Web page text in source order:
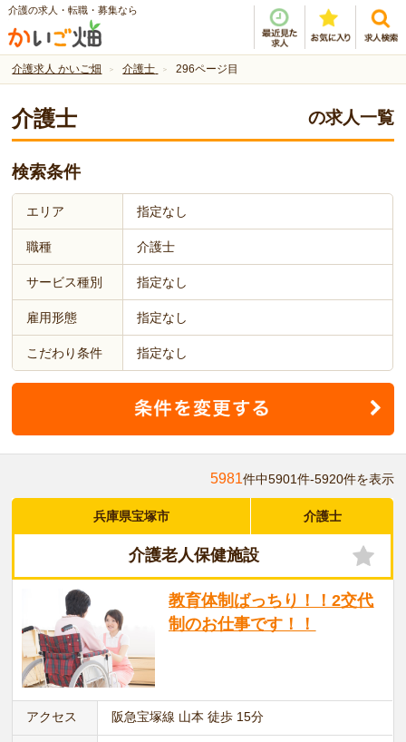
介護の求人・転職・募集なら
介護求人 かいご畑 介護士 296ページ目
介護士 の求人一覧
検索条件
エリア 指定なし
職種 介護士
サービス種別 指定なし
雇用形態 指定なし
こだわり条件 指定なし
5981件中5901件-5920件を表示
兵庫県宝塚市 介護士
介護老人保健施設
教育体制ばっちり！！2交代
制のお仕事です！！
アクセス 阪急宝塚線 山本 徒歩 15分